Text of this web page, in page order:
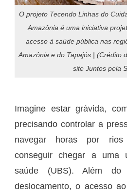
O projeto Tecendo Linhas do
Amazônia é uma iniciativa
acesso à saúde pública nas
Amazônia e do Tapajós | (Crédito
site Juntos pela
Imagine estar grávida,
precisando controlar a
navegar horas por rios
conseguir chegar a uma
saúde (UBS). Além
deslocamento, o acesso